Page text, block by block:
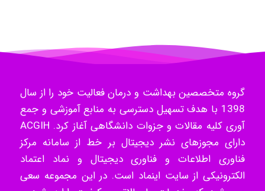
ilhan200
Radman Amini
گروه متخصصین بهداشت و درمان فعالیت خود را از سال
1398 با هدف تسهیل دسترسی به منابع آموزشی و جمع
آوری کلیه مقالات و جزوات دانشگاهی آغاز کرد. ACGIH
دارای مجوزهای نشر دیجیتال بر خط از سامانه مرکز
فناوری اطلاعات و فناوری دیجیتال و نماد اعتماد
الکترونیکی از سایت اینماد است. در این مجموعه سعی